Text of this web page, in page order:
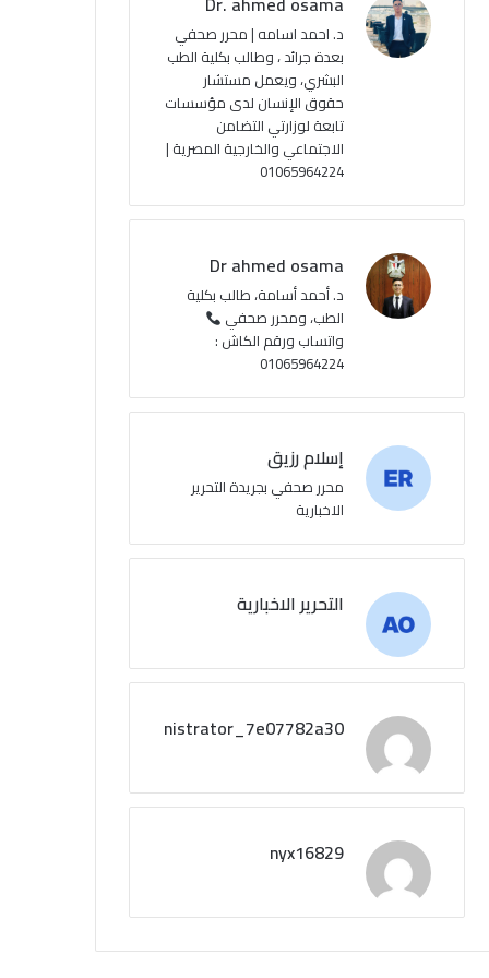
د. احمد اسامه | محرر صحفي
بعدة جرائد ، وطالب بكلية الطب
البشري، ويعمل مستشار
حقوق الإنسان لدى مؤسسات
تابعة لوزارتي التضامن
الاجتماعي والخارجية المصرية |
01065964224
Dr ahmed osama
د. أحمد أسامة، طالب بكلية
الطب، ومحرر صحفي
واتساب ورقم الكاش :
01065964224
إسلام رزيق
محرر صحفي بجريدة التحرير
الاخبارية
التحرير الاخبارية
administrator_7e07782a30
nyx16829